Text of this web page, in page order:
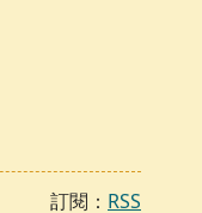
訂閱： RSS